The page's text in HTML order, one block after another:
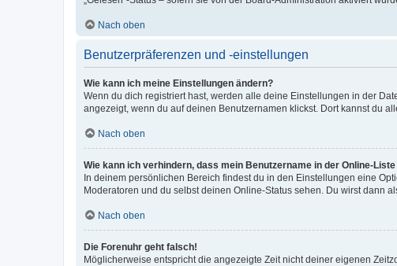
Nach oben
Benutzerpräferenzen und -einstellungen
Wie kann ich meine Einstellungen ändern?
Wenn du dich registriert hast, werden alle deine Einstellungen in der
angezeigt, wenn du auf deinen Benutzernamen klickst. Dort kannst du
Nach oben
Wie kann ich verhindern, dass mein Benutzername in der Online-
In deinem persönlichen Bereich findest du in den Einstellungen eine
Moderatoren und du selbst deinen Online-Status sehen. Du wirst dann
Nach oben
Die Forenuhr geht falsch!
Möglicherweise entspricht die angezeigte Zeit nicht deiner eigenen